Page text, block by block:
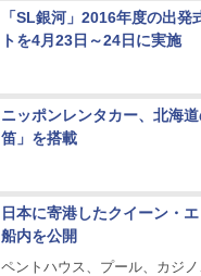
「SL銀河」2016年度の出発
トを4月23日～24日に実施
ニッポンレンタカー、北海
笛」を搭載
日本に寄港したクイーン・
船内を公開
ペントハウス、プール、カジ